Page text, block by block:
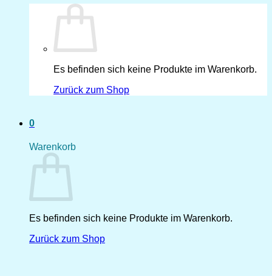
Es befinden sich keine Produkte im Warenkorb.
Zurück zum Shop
0
Warenkorb
Es befinden sich keine Produkte im Warenkorb.
Zurück zum Shop